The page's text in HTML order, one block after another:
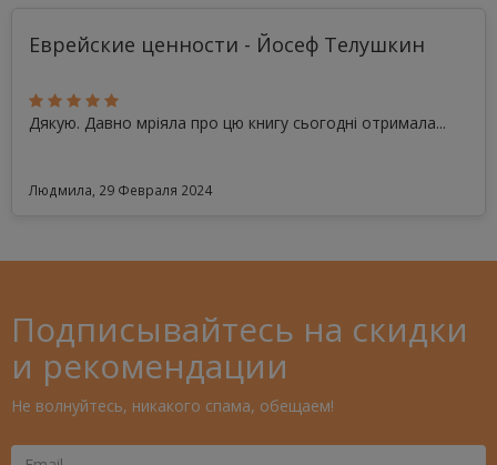
Еврейские ценности - Йосеф Телушкин
Дякую. Давно мріяла про цю книгу сьогодні отримала...
Людмила, 29 Февраля 2024
Подписывайтесь на скидки
и рекомендации
Не волнуйтесь, никакого спама, обещаем!